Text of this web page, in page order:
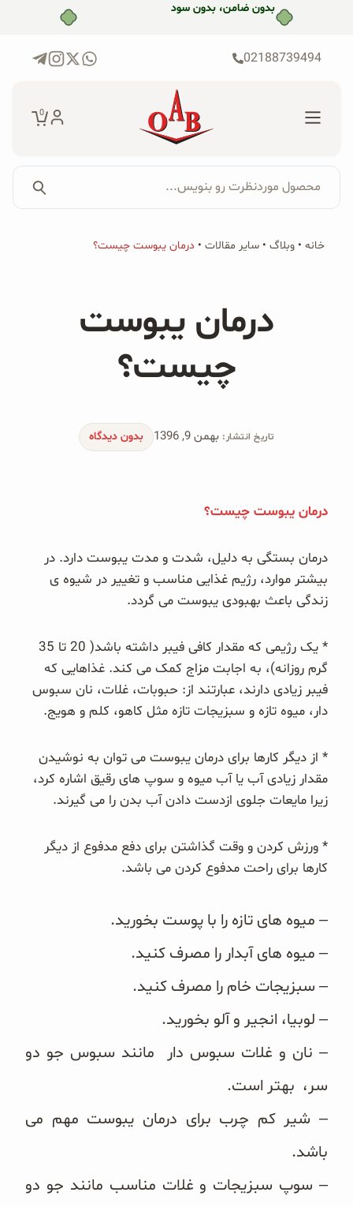
بدون ضامن، بدون سود
02188739494
0
برای:
جستجو...
پکیج‌ها
محصولات ارگانیک
شیرین کننده های طبیعی
کینوا
ترشی و شور
چاشنی‌ها و سرکه‌‌ها
زیتون و روغن زیتون
رایس کیک
غلات و دانه‌های سالم
صبحانه و میان وعده
سبوس و جوانه‌ها
پک سلامتی OAB
کتاب‌های OAB
وبلاگ
محصول موردنظرت رو بنویس...
خانه • وبلاگ • سایر مقالات • درمان یبوست چیست؟
درمان یبوست
چیست؟
تاریخ انتشار: بهمن 9, 1396 بدون دیدگاه
درمان یبوست چیست؟
درمان بستگی به دلیل، شدت و مدت یبوست دارد. در
بیشتر موارد، رژیم غذایی مناسب و تغییر در شیوه ی
زندگی باعث بهبودی یبوست می گردد.
* یک رژیمی که مقدار کافی فیبر داشته باشد( 20 تا 35
گرم روزانه)، به اجابت مزاج کمک می کند. غذاهایی که
فیبر زیادی دارند، عبارتند از: حبوبات، غلات، نان سبوس
دار، میوه تازه و سبزیجات تازه مثل کاهو، کلم و هویج.
* از دیگر کارها برای درمان یبوست می توان به نوشیدن
مقدار زیادی آب یا آب میوه و سوپ های رقیق اشاره کرد،
زیرا مایعات جلوی ازدست دادن آب بدن را می گیرند.
* ورزش کردن و وقت گذاشتن برای دفع مدفوع از دیگر
کارها برای راحت مدفوع کردن می باشد.
– میوه های تازه را با پوست بخورید.
– میوه های آبدار را مصرف کنید.
– سبزیجات خام را مصرف کنید.
– لوبیا، انجیر و آلو بخورید.
– نان و غلات سبوس دار مانند سبوس جو دو
سر، بهتر است.
– شیر کم چرب برای درمان یبوست مهم می
باشد.
– سوپ سبزیجات و غلات مناسب مانند جو دو